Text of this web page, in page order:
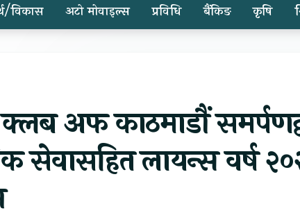
विकास अटो मोवाइल्स प्रविधि बैंकिङ कृषि
अफ काठमाडौं
सेवासहित लायन्स वर्ष